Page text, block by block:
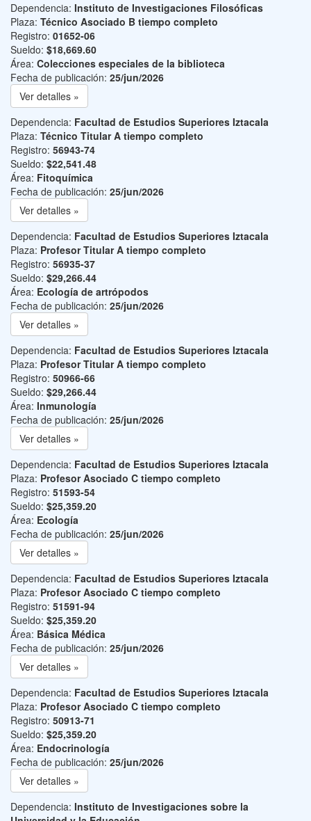
Dependencia: Instituto de Investigaciones Filosóficas
Plaza: Técnico Asociado B tiempo completo
Registro: 01652-06
Sueldo: $18,669.60
Área: Colecciones especiales de la biblioteca
Fecha de publicación: 25/jun/2026
Ver detalles »
Dependencia: Facultad de Estudios Superiores Iztacala
Plaza: Técnico Titular A tiempo completo
Registro: 56943-74
Sueldo: $22,541.48
Área: Fitoquímica
Fecha de publicación: 25/jun/2026
Ver detalles »
Dependencia: Facultad de Estudios Superiores Iztacala
Plaza: Profesor Titular A tiempo completo
Registro: 56935-37
Sueldo: $29,266.44
Área: Ecología de artrópodos
Fecha de publicación: 25/jun/2026
Ver detalles »
Dependencia: Facultad de Estudios Superiores Iztacala
Plaza: Profesor Titular A tiempo completo
Registro: 50966-66
Sueldo: $29,266.44
Área: Inmunología
Fecha de publicación: 25/jun/2026
Ver detalles »
Dependencia: Facultad de Estudios Superiores Iztacala
Plaza: Profesor Asociado C tiempo completo
Registro: 51593-54
Sueldo: $25,359.20
Área: Ecología
Fecha de publicación: 25/jun/2026
Ver detalles »
Dependencia: Facultad de Estudios Superiores Iztacala
Plaza: Profesor Asociado C tiempo completo
Registro: 51591-94
Sueldo: $25,359.20
Área: Básica Médica
Fecha de publicación: 25/jun/2026
Ver detalles »
Dependencia: Facultad de Estudios Superiores Iztacala
Plaza: Profesor Asociado C tiempo completo
Registro: 50913-71
Sueldo: $25,359.20
Área: Endocrinología
Fecha de publicación: 25/jun/2026
Ver detalles »
Dependencia: Instituto de Investigaciones sobre la